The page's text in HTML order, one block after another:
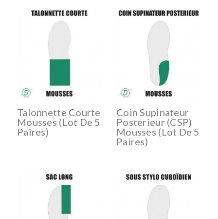
Talonnette Courte
Mousses (lot De 5
Paires)
Coin Supinateur
Posterieur (CSP)
Mousses (lot De 5
Paires)